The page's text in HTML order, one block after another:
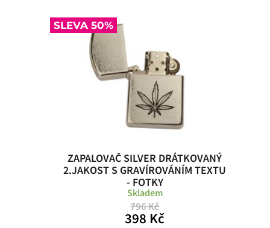
SLEVA 50%
ZAPALOVAČ SILVER DRÁTKOVANÝ
2.JAKOST S GRAVÍROVÁNÍM TEXTU
- FOTKY
Skladem
796 Kč
398 Kč